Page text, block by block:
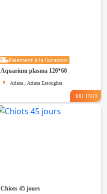
Paiement à la livraison
Aquarium plasma 120*60
Ariana , Ariana Essoughra
300 TND
Chiots 45 jours